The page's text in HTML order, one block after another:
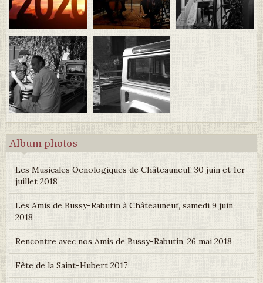
Album photos
Les Musicales Oenologiques de Châteauneuf, 30 juin et 1er
juillet 2018
Les Amis de Bussy-Rabutin à Châteauneuf, samedi 9 juin
2018
Rencontre avec nos Amis de Bussy-Rabutin, 26 mai 2018
Fête de la Saint-Hubert 2017